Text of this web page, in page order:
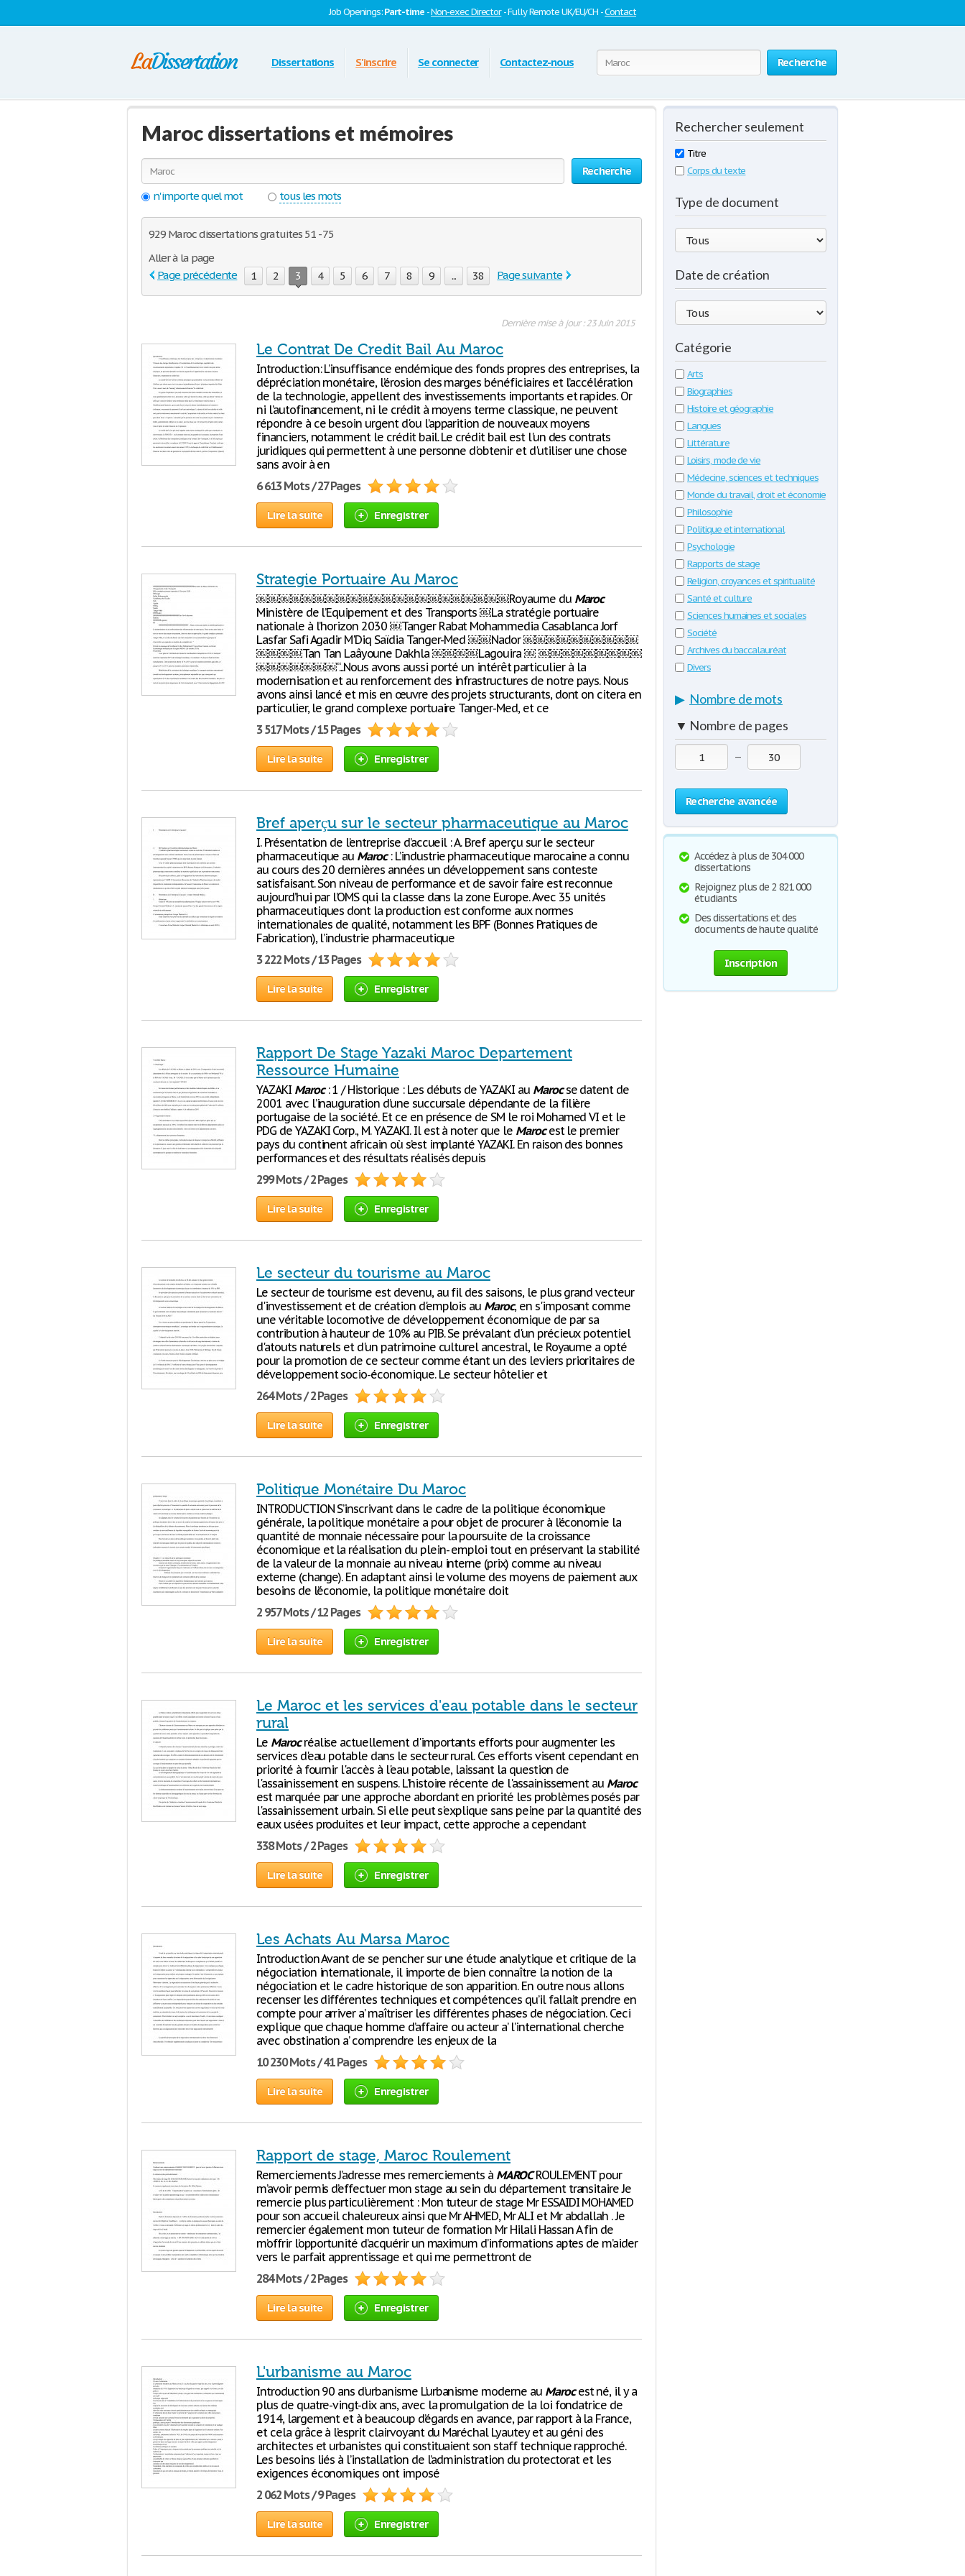
Job Openings:Part-time -Non-exec Director- Fully Remote UK/EU/CH -Contact
Recherche
Dissertations S'inscrire Se connecter Contactez-nous
Maroc dissertations et mémoires
Recherche
n'importe quel mot
tous les mots
929 Maroc dissertations gratuites 51 - 75
Aller à la page
Page précédente
1 2 3 4 5 6 7 8 9 ... 38 Page suivante
Dernière mise à jour : 23 Juin 2015
Le Contrat De Credit Bail Au Maroc
Introduction: L’insuffisance endémique des fonds propres des entreprises, la
dépréciation monétaire, l’érosion des marges bénéficiaires et l’accélération
de la technologie, appellent des investissements importants et rapides. Or
ni l’autofinancement, ni le crédit à moyens terme classique, ne peuvent
répondre à ce besoin urgent d'ou l’apparition de nouveaux moyens
financiers, notamment le crédit bail. Le crédit bail est l'un des contrats
juridiques qui permettent à une personne d'obtenir et d'utiliser une chose
sans avoir à en
6 613 Mots / 27 Pages
Lire la suite Enregistrer
Strategie Portuaire Au Maroc
￼￼￼￼￼￼￼￼￼￼￼￼￼￼￼￼￼￼￼￼￼￼Royaume du Maroc
Ministère de l’Equipement et des Transports ￼La stratégie portuaire
nationale à l’horizon 2030 ￼Tanger Rabat Mohammedia Casablanca Jorf
Lasfar Safi Agadir M'Diq Saïdia Tanger-Med ￼￼Nador ￼￼￼￼￼￼￼￼￼￼
￼￼￼￼Tan Tan Laâyoune Dakhla ￼￼￼￼Lagouira ￼ ￼￼￼￼￼￼￼￼￼
￼￼￼￼￼￼￼“...Nous avons aussi porté un intérêt particulier à la
modernisation et au renforcement des infrastructures de notre pays. Nous
avons ainsi lancé et mis en œuvre des projets structurants, dont on citera en
particulier, le grand complexe portuaire Tanger-Med, et ce
3 517 Mots / 15 Pages
Lire la suite Enregistrer
Bref aperçu sur le secteur pharmaceutique au Maroc
I. Présentation de l’entreprise d’accueil : A. Bref aperçu sur le secteur
pharmaceutique au Maroc: L’industrie pharmaceutique marocaine a connu
au cours des 20 dernières années un développement sans conteste
satisfaisant. Son niveau de performance et de savoir faire est reconnue
aujourd’hui par l’OMS qui la classe dans la zone Europe. Avec 35 unités
pharmaceutiques dont la production est conforme aux normes
internationales de qualité, notamment les BPF (Bonnes Pratiques de
Fabrication), l’industrie pharmaceutique
3 222 Mots / 13 Pages
Lire la suite Enregistrer
Rapport De Stage Yazaki Maroc Departement
Ressource Humaine
YAZAKI Maroc: 1 / Historique : Les débuts de YAZAKI au Marocse datent de
2001 avec l’inauguration d’une succursale dépendante de la filière
portugaise de la société. Et ce en présence de SM le roi Mohamed VI et le
PDG de YAZAKI Corp., M. YAZAKI. Il est à noter que le Marocest le premier
pays du continent africain où s’est implanté YAZAKI. En raison des bonnes
performances et des résultats réalisés depuis
299 Mots / 2 Pages
Lire la suite Enregistrer
Le secteur du tourisme au Maroc
Le secteur de tourisme est devenu, au fil des saisons, le plus grand vecteur
d'investissement et de création d'emplois au Maroc, en s'imposant comme
une véritable locomotive de développement économique de par sa
contribution à hauteur de 10% au PIB. Se prévalant d'un précieux potentiel
d'atouts naturels et d'un patrimoine culturel ancestral, le Royaume a opté
pour la promotion de ce secteur comme étant un des leviers prioritaires de
développement socio-économique. Le secteur hôtelier et
264 Mots / 2 Pages
Lire la suite Enregistrer
Politique Monétaire Du Maroc
INTRODUCTION S’inscrivant dans le cadre de la politique économique
générale, la politique monétaire a pour objet de procurer à l’économie la
quantité de monnaie nécessaire pour la poursuite de la croissance
économique et la réalisation du plein- emploi tout en préservant la stabilité
de la valeur de la monnaie au niveau interne (prix) comme au niveau
externe (change). En adaptant ainsi le volume des moyens de paiement aux
besoins de l’économie, la politique monétaire doit
2 957 Mots / 12 Pages
Lire la suite Enregistrer
Le Maroc et les services d'eau potable dans le secteur
rural
Le Marocréalise actuellement d'importants efforts pour augmenter les
services d'eau potable dans le secteur rural. Ces efforts visent cependant en
priorité à fournir l'accès à l'eau potable, laissant la question de
l'assainissement en suspens. L'histoire récente de l'assainissement au Maroc
est marquée par une approche abordant en priorité les problèmes posés par
l'assainissement urbain. Si elle peut s'explique sans peine par la quantité des
eaux usées produites et leur impact, cette approche a cependant
338 Mots / 2 Pages
Lire la suite Enregistrer
Les Achats Au Marsa Maroc
Introduction Avant de se pencher sur une étude analytique et critique de la
négociation internationale, il importe de bien connaître la notion de la
négociation et le cadre historique de son apparition. En outre nous allons
recenser les différentes techniques et compétences qu’il fallait prendre en
compte pour arriver a’ maîtriser les différentes phases de négociation. Ceci
explique que chaque homme d’affaire ou acteur a’ l’international cherche
avec obstination a’ comprendre les enjeux de la
10 230 Mots / 41 Pages
Lire la suite Enregistrer
Rapport de stage, Maroc Roulement
Remerciements J’adresse mes remerciements à MAROCROULEMENT pour
m’avoir permis d’effectuer mon stage au sein du département transitaire Je
remercie plus particulièrement : Mon tuteur de stage Mr ESSAIDI MOHAMED
pour son accueil chaleureux ainsi que Mr AHMED, Mr ALI et Mr abdallah . Je
remercier également mon tuteur de formation Mr Hilali Hassan A fin de
m’offrir l’opportunité d’acquérir un maximum d’informations aptes de m’aider
vers le parfait apprentissage et qui me permettront de
284 Mots / 2 Pages
Lire la suite Enregistrer
L'urbanisme au Maroc
Introduction 90 ans d’urbanisme L’urbanisme moderne au Marocest né, il y a
plus de quatre-vingt-dix ans, avec la promulgation de la loi fondatrice de
1914, largement et à beaucoup d’égards en avance, par rapport à la France,
et cela grâce à l’esprit clairvoyant du Maréchal Lyautey et au géni des
architectes et urbanistes qui constituaient son staff technique rapproché.
Les besoins liés à l’installation de l’administration du protectorat et les
exigences économiques ont imposé
2 062 Mots / 9 Pages
Lire la suite Enregistrer
Rechercher seulement
Titre
Corps du texte
Type de document
Date de création
Catégorie
Arts
Biographies
Histoire et géographie
Langues
Littérature
Loisirs, mode de vie
Médecine, sciences et techniques
Monde du travail, droit et économie
Philosophie
Politique et international
Psychologie
Rapports de stage
Religion, croyances et spiritualité
Santé et culture
Sciences humaines et sociales
Société
Archives du baccalauréat
Divers
▶ Nombre de mots
▼ Nombre de pages
—
Recherche avancée
Accédez à plus de 304 000
dissertations
Rejoignez plus de 2 821 000
étudiants
Des dissertations et des
documents de haute qualité
Inscription